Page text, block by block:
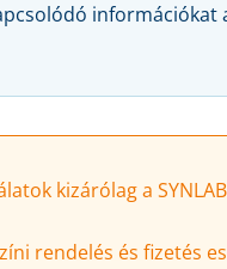
információkat
kizárólag a
rendelés és fizetés